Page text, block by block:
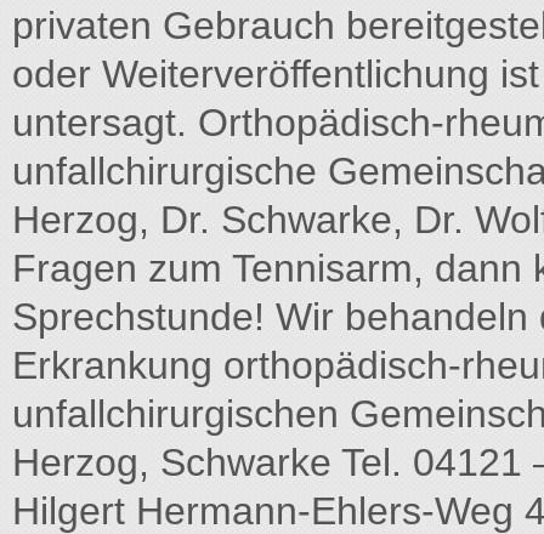
privaten Gebrauch
oder Weiterveröffentlichung
untersagt. Orthopädisch-
unfallchirurgische
Herzog, Dr. Schwarke, Dr.
Fragen zum Tennisarm, dann
Sprechstunde! Wir
Erkrankung orthopädisch-
unfallchirurgischen
Herzog, Schwarke Tel.
Hilgert Hermann-Ehlers-Weg